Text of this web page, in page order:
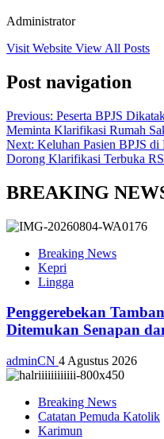
Administrator
Visit Website View All Posts
Post navigation
Previous: Peserta BPJS
Meminta Klarifikasi Rumah
Next: Keluhan Pasien BPJS
Dorong Klarifikasi Terbuka
BREAKING
Breaking News
Kepri
Lingga
Penggerebekan
Ditemukan Senapan
adminCN 4 Agustus 2026
Breaking News
Catatan Pemuda Katolik
Karimun